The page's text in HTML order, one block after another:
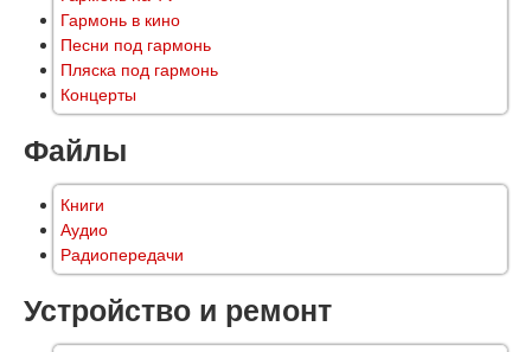
Гармонь в кино
Песни под гармонь
Пляска под гармонь
Концерты
Файлы
Книги
Аудио
Радиопередачи
Устройство и ремонт